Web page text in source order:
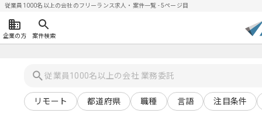
従業員1000名以上の会社のフリーランス求人・案件一覧 - 5ページ目
企業の方 案件検索
リモート 都道府県 職種 言語 注目条件